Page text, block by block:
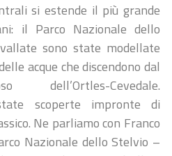
si estende il più grande
il Parco Nazionale dello
sono state modellate
acque che discendono dal
dell’Ortles-Cevedale.
scoperte impronte di
Ne parliamo con Franco
Nazionale dello Stelvio –